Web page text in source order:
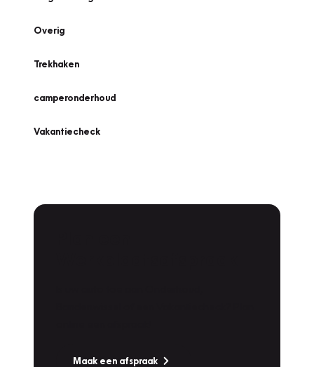
Overig
Trekhaken
camperonderhoud
Vakantiecheck
Maak een afspraak